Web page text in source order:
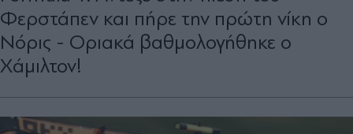
Φερστάπεν και πήρε την πρώτη νίκη ο
Νόρις - Οριακά βαθμολογήθηκε ο
Χάμιλτον!